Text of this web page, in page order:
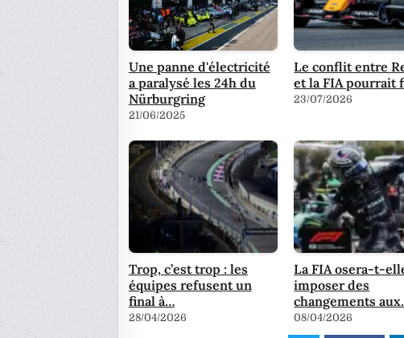
Une panne d'électricité
a paralysé les 24h du
Nürburgring
21/06/2025
Le conflit entre
et la FIA pourrait
23/07/2026
Trop, c’est trop : les
équipes refusent un
final à…
28/04/2026
La FIA osera-t-
imposer des
changements
08/04/2026